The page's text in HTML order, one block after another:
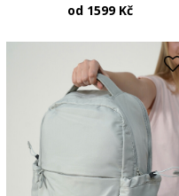
od 1599 Kč